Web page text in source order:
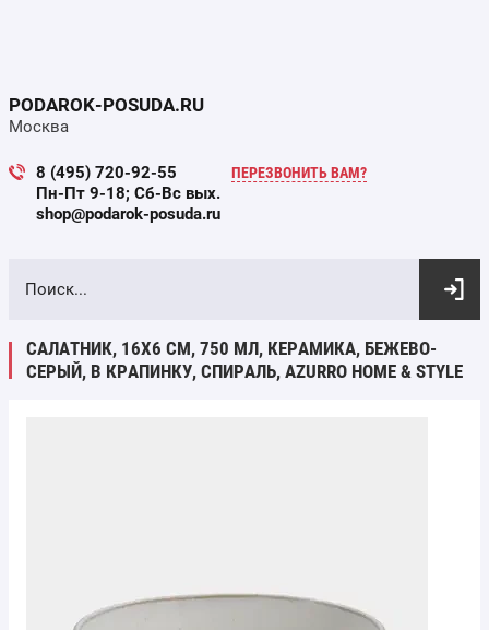
PODAROK-POSUDA.RU
Москва
8 (495) 720-92-55
Пн-Пт 9-18; Сб-Вс вых.
shop@podarok-posuda.ru
ПЕРЕЗВОНИТЬ ВАМ?
ВЫБОР ПО ПАРАМЕТРАМ
САЛАТНИК, 16Х6 СМ, 750 МЛ, КЕРАМИКА, БЕЖЕВО-
СЕРЫЙ, В КРАПИНКУ, СПИРАЛЬ, AZURRO HOME & STYLE